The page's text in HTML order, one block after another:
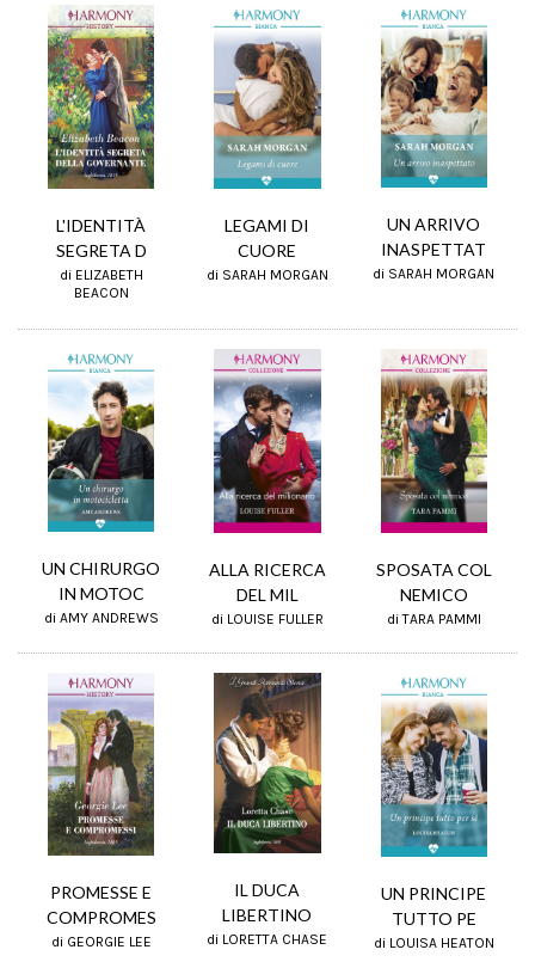
L'IDENTITÀ
SEGRETA D
di ELIZABETH
BEACON
LEGAMI DI
CUORE
di SARAH MORGAN
UN ARRIVO
INASPETTAT
di SARAH MORGAN
UN CHIRURGO
IN MOTOC
di AMY ANDREWS
ALLA RICERCA
DEL MIL
di LOUISE FULLER
SPOSATA COL
NEMICO
di TARA PAMMI
PROMESSE E
COMPROMES
di GEORGIE LEE
IL DUCA
LIBERTINO
di LORETTA CHASE
UN PRINCIPE
TUTTO PE
di LOUISA HEATON